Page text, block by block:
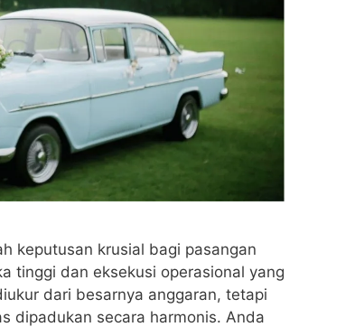
keputusan krusial bagi pasangan
tinggi dan eksekusi operasional yang
dari besarnya anggaran, tetapi
dipadukan secara harmonis. Anda